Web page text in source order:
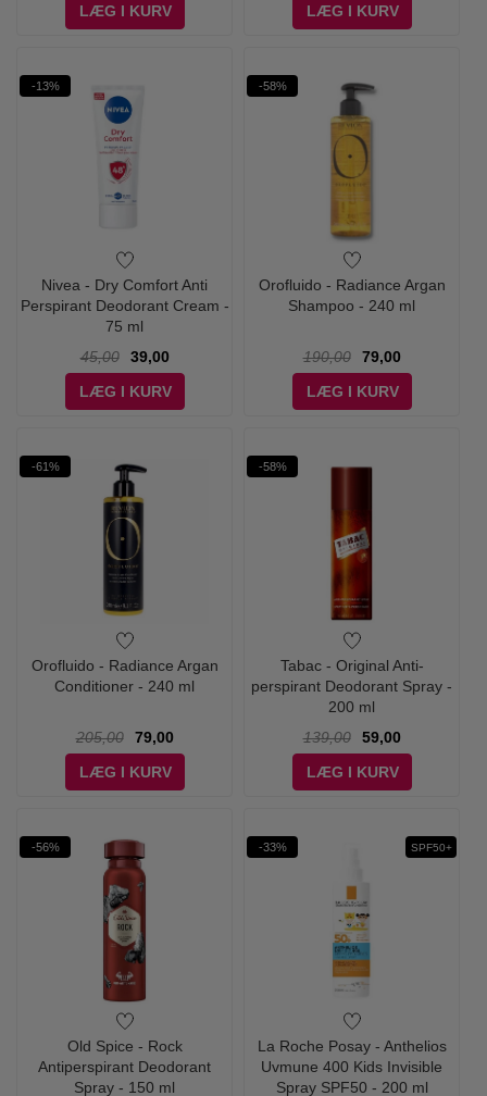
LÆG I KURV
LÆG I KURV
-13%
Nivea - Dry Comfort Anti
Perspirant Deodorant Cream -
75 ml
45,00
39,00
LÆG I KURV
-58%
Orofluido - Radiance Argan
Shampoo - 240 ml
190,00
79,00
LÆG I KURV
-61%
Orofluido - Radiance Argan
Conditioner - 240 ml
205,00
79,00
LÆG I KURV
-58%
Tabac - Original Anti-
perspirant Deodorant Spray -
200 ml
139,00
59,00
LÆG I KURV
-56%
Old Spice - Rock
Antiperspirant Deodorant
Spray - 150 ml
-33% SPF50+
La Roche Posay - Anthelios
Uvmune 400 Kids Invisible
Spray SPF50 - 200 ml